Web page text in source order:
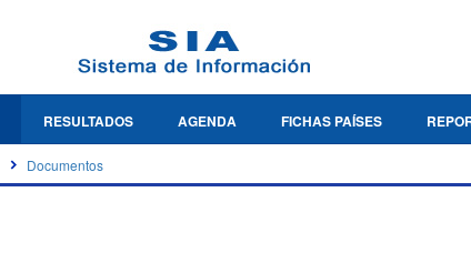
RESULTADOS AGENDA FICHAS PAÍSES
Documentos